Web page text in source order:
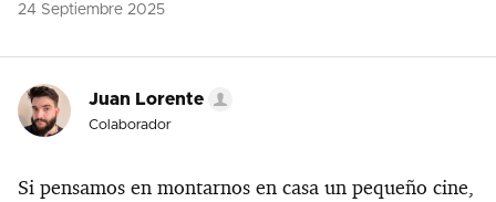
24 Septiembre 2025
Juan Lorente
Colaborador
Si pensamos en montarnos en casa un pequeño cine,